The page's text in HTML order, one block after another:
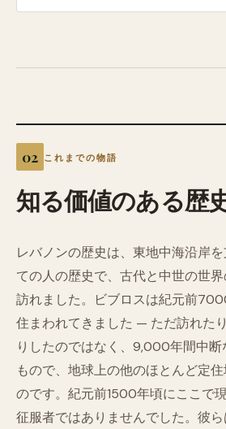
これまでの物語
知る価値のある歴
レバノンの歴史は、東地中海沿岸を
ての人の歴史で、古代と中世の世界
訪れました。ビブロスは紀元前
住まわれてきました — ただ訪れた
りしたのではなく、9,000年間中断
もので、地球上の他のほとんど定住
のです。紀元前1500年頃にここで
征服者ではありませんでした。彼ら